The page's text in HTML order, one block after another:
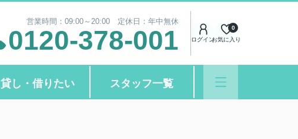
営業時間：09:00～20:00 定休日：年中無休
0120-378-001 ログインお気に入り
0
貸し・借りたい スタッフ一覧